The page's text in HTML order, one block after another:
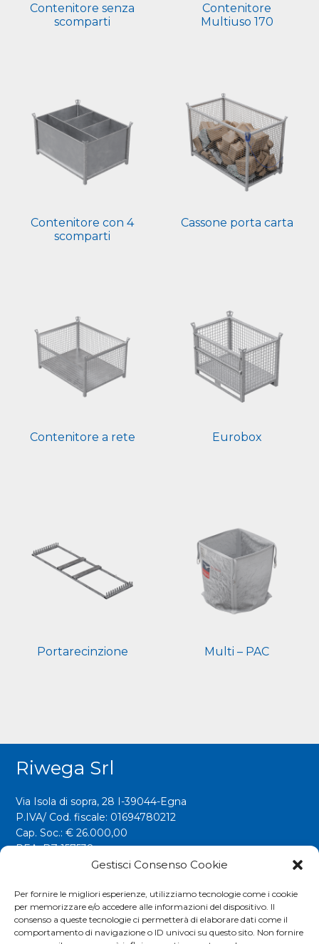
Gestisci Consenso Cookie
Per fornire le migliori esperienze, utilizziamo tecnologie come i cookie
per memorizzare e/o accedere alle informazioni del dispositivo. Il
consenso a queste tecnologie ci permetterà di elaborare dati come il
comportamento di navigazione o ID univoci su questo sito. Non fornire
Contenitore senza
scomparti
Contenitore
Multiuso 170
Contenitore con 4
scomparti
Cassone porta carta
Contenitore a rete Eurobox
Portarecinzione Multi – PAC
Riwega Srl
Via Isola di sopra, 28 I-39044-Egna
P.IVA/ Cod. fiscale: 01694780212
Cap. Soc.: € 26.000,00
REA: BZ 157538
info@riwega.com
Tel.+39 0471 827500